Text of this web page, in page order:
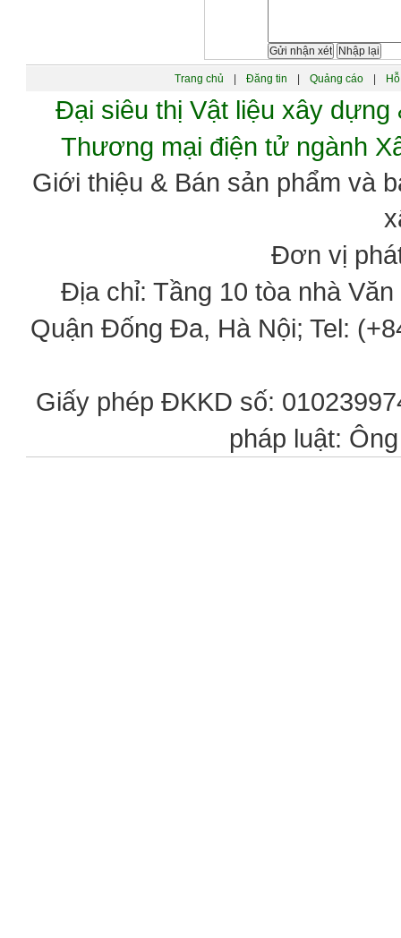
Trang chủ | Đăng tin | Quảng cáo |
Đại siêu thị Vật liệu xây
Thương mại điện tử ngành
Giới thiệu & Bán sản phẩm và
Đơn vị
Địa chỉ: Tầng 10 tòa nhà
Quận Đống Đa, Hà Nội; Tel:
Giấy phép ĐKKD số:
pháp luật: